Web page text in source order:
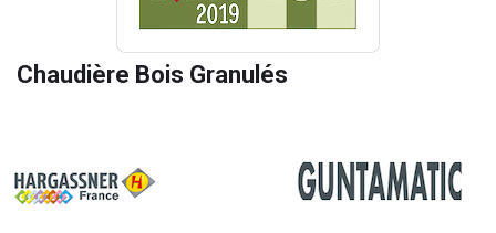
Chaudière Bois Granulés